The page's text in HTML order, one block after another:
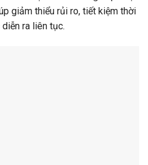
giảm thiểu rủi ro, tiết kiệm thời
ra liên tục.